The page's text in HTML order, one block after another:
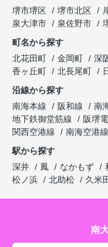
堺市堺区
堺市北区
泉大津市
泉佐野市
町名から探す
北花田町
金岡町 深
香ヶ丘町
北長尾町
沿線から探す
南海本線
阪和線 南
地下鉄御堂筋線
阪堺
関西空港線
南海空港線
駅から探す
深井
鳳 なかもず
松ノ浜
北助松 久米
南